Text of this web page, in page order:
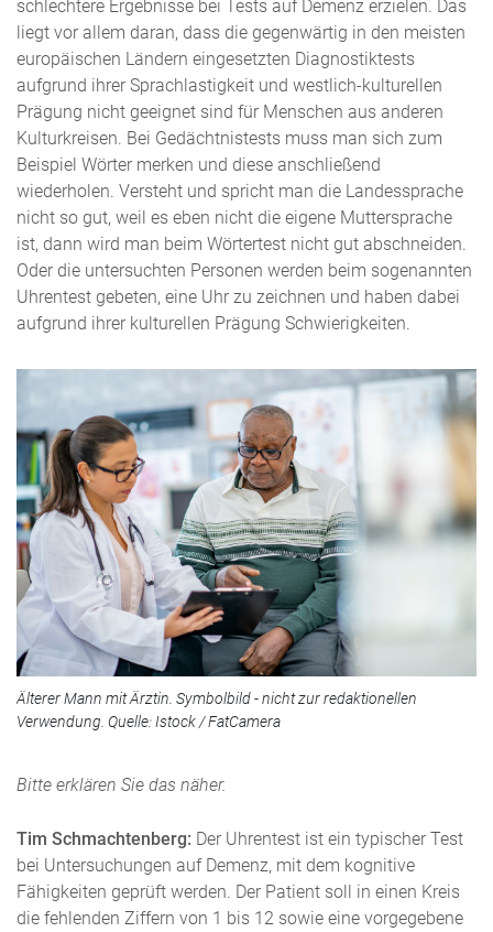
schlechtere Ergebnisse bei Tests auf Demenz erzielen. Das
liegt vor allem daran, dass die gegenwärtig in den meisten
europäischen Ländern eingesetzten Diagnostiktests
aufgrund ihrer Sprachlastigkeit und westlich-kulturellen
Prägung nicht geeignet sind für Menschen aus anderen
Kulturkreisen. Bei Gedächtnistests muss man sich zum
Beispiel Wörter merken und diese anschließend
wiederholen. Versteht und spricht man die Landessprache
nicht so gut, weil es eben nicht die eigene Muttersprache
ist, dann wird man beim Wörtertest nicht gut abschneiden.
Oder die untersuchten Personen werden beim sogenannten
Uhrentest gebeten, eine Uhr zu zeichnen und haben dabei
aufgrund ihrer kulturellen Prägung Schwierigkeiten.
Älterer Mann mit Ärztin. Symbolbild - nicht zur redaktionellen
Verwendung. Quelle: Istock / FatCamera
Bitte erklären Sie das näher.
Tim Schmachtenberg: Der Uhrentest ist ein typischer Test
bei Untersuchungen auf Demenz, mit dem kognitive
Fähigkeiten geprüft werden. Der Patient soll in einen Kreis
die fehlenden Ziffern von 1 bis 12 sowie eine vorgegebene